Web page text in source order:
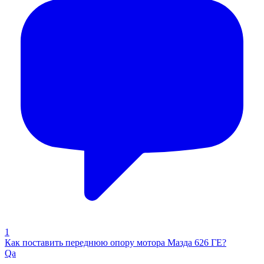
1
Как поставить переднюю опору мотора Мазда 626 ГЕ?
Qa